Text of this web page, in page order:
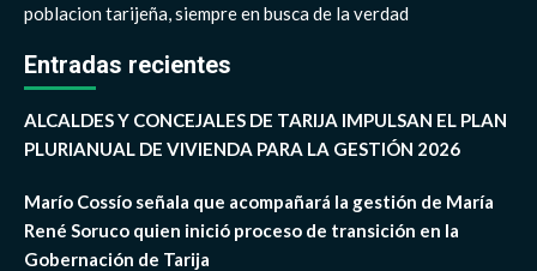
poblacion tarijeña, siempre en busca de la verdad
Entradas recientes
ALCALDES Y CONCEJALES DE TARIJA IMPULSAN EL PLAN
PLURIANUAL DE VIVIENDA PARA LA GESTIÓN 2026
Marío Cossío señala que acompañará la gestión de María
René Soruco quien inició proceso de transición en la
Gobernación de Tarija